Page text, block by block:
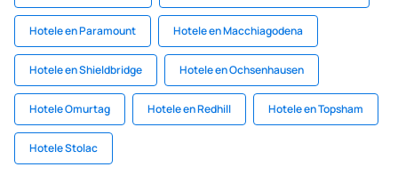
Hotele en Paramount Hotele en Macchiagodena
Hotele en Shieldbridge Hotele en Ochsenhausen
Hotele Omurtag Hotele en Redhill Hotele en Topsham
Hotele Stolac